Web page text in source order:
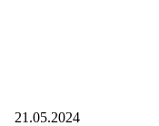
21.05.2024